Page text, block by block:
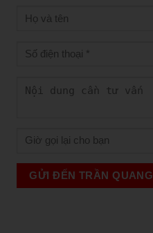
GỬI ĐẾN TRẦN QUANG